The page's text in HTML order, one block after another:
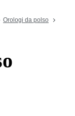
Orologi da polso